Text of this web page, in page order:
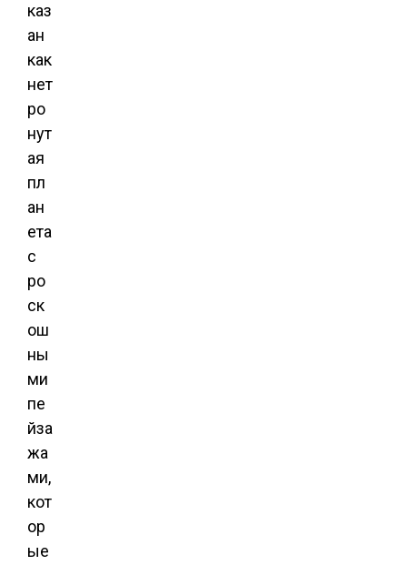
каз
ан
как
нет
ро
нут
ая
пл
ан
ета
с
ро
ск
ош
ны
ми
пе
йза
жа
ми,
кот
ор
ые